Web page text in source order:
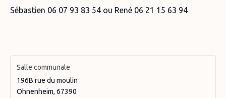
Sébastien 06 07 93 83 54 ou René 06 21 15 63 94
Salle communale
196B rue du moulin
Ohnenheim, 67390